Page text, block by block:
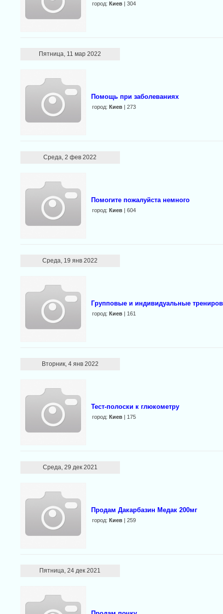
город: Киев| 304
Пятница, 11 мар 2022
Помощь при заболеваниях
город: Киев| 273
Среда, 2 фев 2022
Помогите пожалуйста немного
город: Киев| 604
Среда, 19 янв 2022
Групповые и индивидуальные
город: Киев| 161
Вторник, 4 янв 2022
Тест-полоски к глюкометру
город: Киев| 175
Среда, 29 дек 2021
Продам Дакарбазин Медак 200мг
город: Киев| 259
Пятница, 24 дек 2021